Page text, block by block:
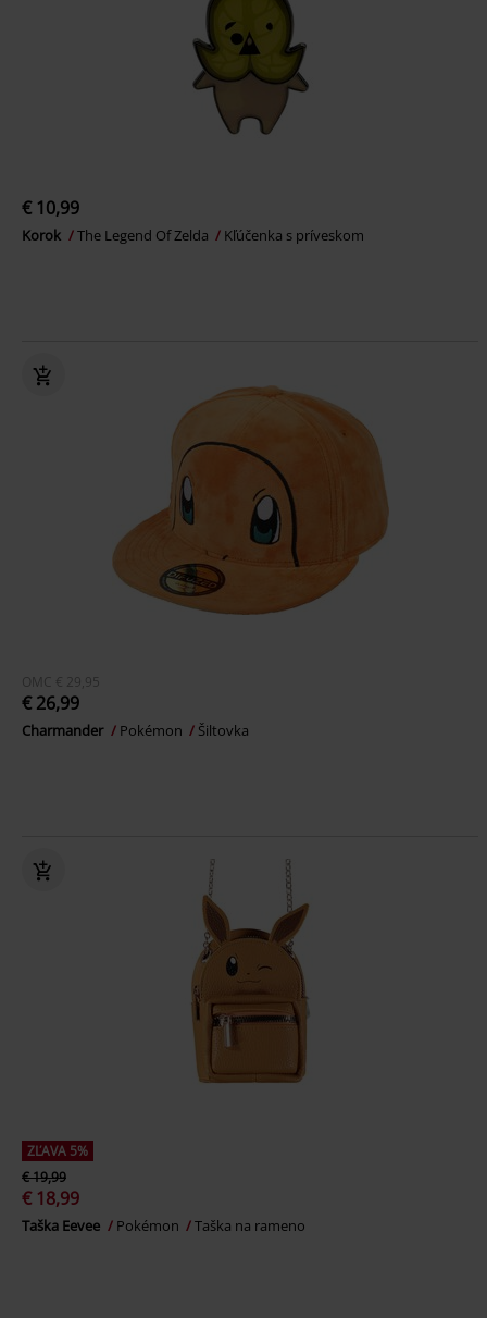
€ 10,99
Korok The Legend Of Zelda Kľúčenka s príveskom
OMC € 29,95
€ 26,99
Charmander Pokémon Šiltovka
ZĽAVA 5%
€ 19,99
€ 18,99
Taška Eevee Pokémon Taška na rameno